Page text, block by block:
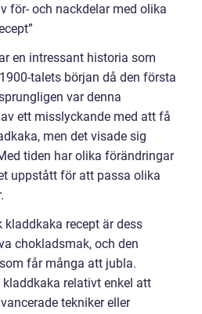
för- och nackdelar med olika
en intressant historia som
talets början då den första
var denna
ett misslyckande med att få
men det visade sig
tiden har olika förändringar
uppstått för att passa olika
kladdkaka recept är dess
chokladsmak, och den
får många att jubla.
relativt enkel att
tekniker eller